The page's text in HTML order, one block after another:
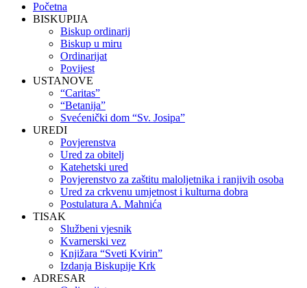
Početna
BISKUPIJA
Biskup ordinarij
Biskup u miru
Ordinarijat
Povijest
USTANOVE
“Caritas”
“Betanija”
Svećenički dom “Sv. Josipa”
UREDI
Povjerenstva
Ured za obitelj
Katehetski ured
Povjerenstvo za zaštitu maloljetnika i ranjivih osoba
Ured za crkvenu umjetnost i kulturna dobra
Postulatura A. Mahnića
TISAK
Službeni vjesnik
Kvarnerski vez
Knjižara “Sveti Kvirin”
Izdanja Biskupije Krk
ADRESAR